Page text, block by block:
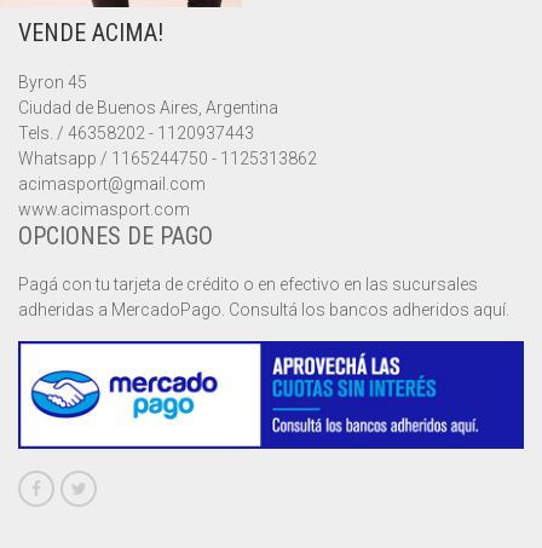
PANTALONES
REMERAS
MANGA CORTA
SIN MANGAS
SHORTS
SHORT DEPORTIVO
SHORT POLLERA
PANTALONES
REMERAS
SHORTS
CHALECOS
MUSCULOSAS
PANTALONES
SHORTS
VENDE ACIMA!
Byron 45
Ciudad de Buenos Aires, Argentina
Tels. / 46358202 - 1120937443
Whatsapp / 1165244750 - 1125313862
acimasport@gmail.com
www.acimasport.com
OPCIONES DE PAGO
Pagá con tu tarjeta de crédito o en efectivo en las sucursales
adheridas a MercadoPago. Consultá los bancos adheridos aquí.